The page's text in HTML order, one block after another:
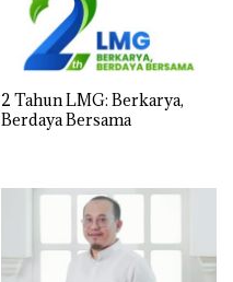
2 Tahun LMG: Berkarya,
Berdaya Bersama